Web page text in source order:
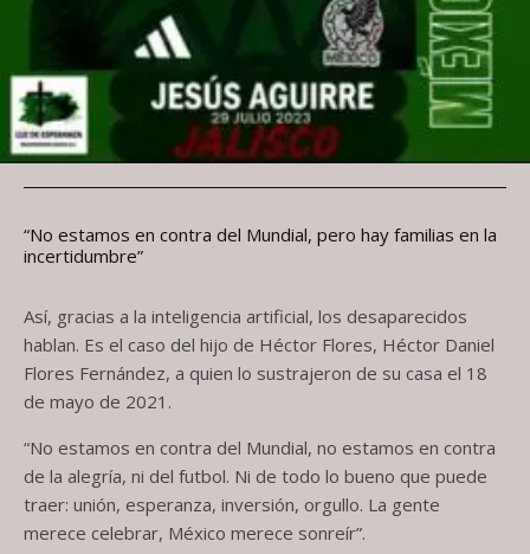
“No estamos en contra del Mundial, pero hay familias en la
incertidumbre”
Así, gracias a la inteligencia artificial, los desaparecidos
hablan. Es el caso del hijo de Héctor Flores, Héctor Daniel
Flores Fernández, a quien lo sustrajeron de su casa el 18
de mayo de 2021.
“No estamos en contra del Mundial, no estamos en contra
de la alegría, ni del futbol. Ni de todo lo bueno que puede
traer: unión, esperanza, inversión, orgullo. La gente
merece celebrar, México merece sonreír”.